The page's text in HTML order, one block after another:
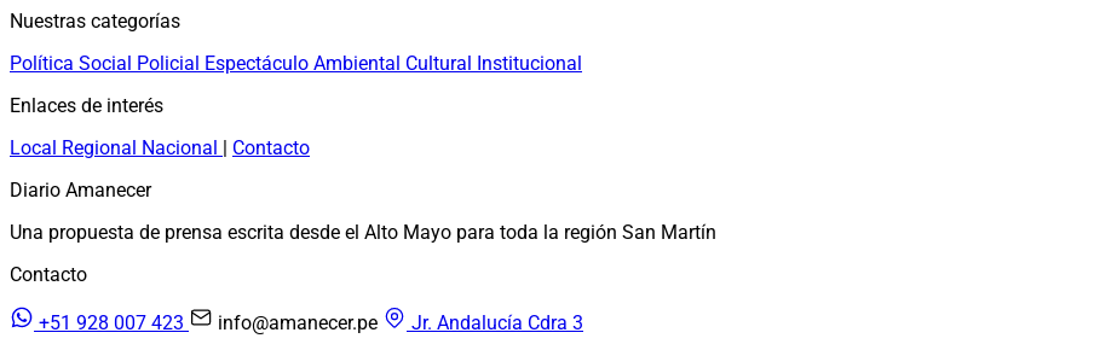
Nuestras categorías
Política Social Policial Espectáculo Ambiental Cultural Institucional
Enlaces de interés
Local Regional Nacional | Contacto
Diario Amanecer
Una propuesta de prensa escrita desde el Alto Mayo para toda la región San Martín
Contacto
+51 928 007 423 info@amanecer.pe Jr. Andalucía Cdra 3